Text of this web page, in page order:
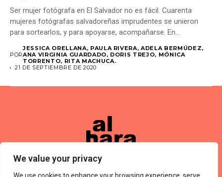
We value your privacy
Ser mujer fotógrafa en El Salvador no es fácil. Cuarenta
mujeres fotógrafas salvadoreñas imprudentes se unieron
para sortearlos, y para apoyarse, acompañarse. En...
POR
JESSICA ORELLANA, PAULA RIVERA, ADELA BERMÚDEZ,
ANA VIRGINIA GUARDADO, DORIS TREJO, MÓNICA
TORRENTO, RITA MACHUCA.
21 DE SEPTIEMBRE DE 2020